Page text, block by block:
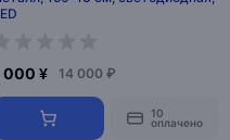
000 ¥ 14 000 ₽
10
оплачено